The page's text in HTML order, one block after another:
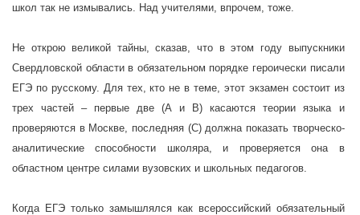
школ так не измывались. Над учителями, впрочем, тоже.
Не открою великой тайны, сказав, что в этом году выпускники
Свердловской области в обязательном порядке героически писали
ЕГЭ по русскому. Для тех, кто не в теме, этот экзамен состоит из
трех частей – первые две (А и В) касаются теории языка и
проверяются в Москве, последняя (С) должна показать творческо-
аналитические способности школяра, и проверяется она в
областном центре силами вузовских и школьных педагогов.
Когда ЕГЭ только замышлялся как всероссийский обязательный